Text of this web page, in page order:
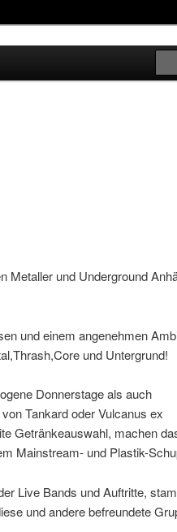
Metaller und Underground
und einem angenehmen
und Untergrund!
Donnerstage als auch
Tankard oder Vulcanus ex
Getränkeauswahl, machen
Mainstream- und Plastik-
Live Bands und Auftritte,
und andere befreundete